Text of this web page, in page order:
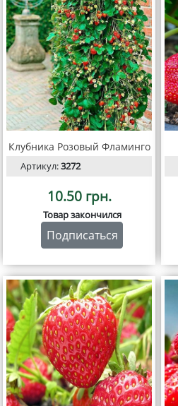
Клубника Розовый Фламинго
Артикул:3272
10.50 грн.
Товар закончился
Подписаться